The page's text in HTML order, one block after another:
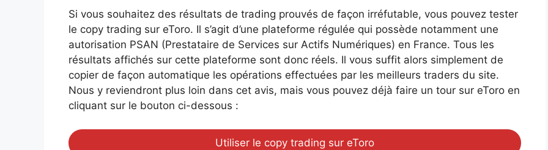
Si vous souhaitez des résultats de trading prouvés de façon irréfutable, vous pouvez tester
le copy trading sur eToro. Il s’agit d’une plateforme régulée qui possède notamment une
autorisation PSAN (Prestataire de Services sur Actifs Numériques) en France. Tous les
résultats affichés sur cette plateforme sont donc réels. Il vous suffit alors simplement de
copier de façon automatique les opérations effectuées par les meilleurs traders du site.
Nous y reviendront plus loin dans cet avis, mais vous pouvez déjà faire un tour sur eToro en
cliquant sur le bouton ci-dessous :
Utiliser le copy trading sur eToro